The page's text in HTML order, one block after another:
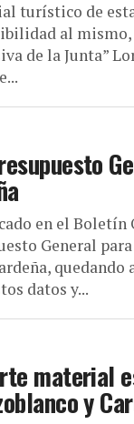
turístico de
al mismo,
de la Junta”
en el Boletín
General
quedando
datos y...
material
y